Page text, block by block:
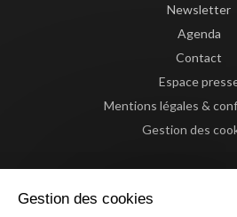
Newsletter
Agenda
Contact
Espace
Mentions légales &
Gestion des
Gestion des cookies